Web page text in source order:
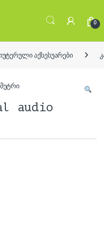
0
აქსესუარები
audio